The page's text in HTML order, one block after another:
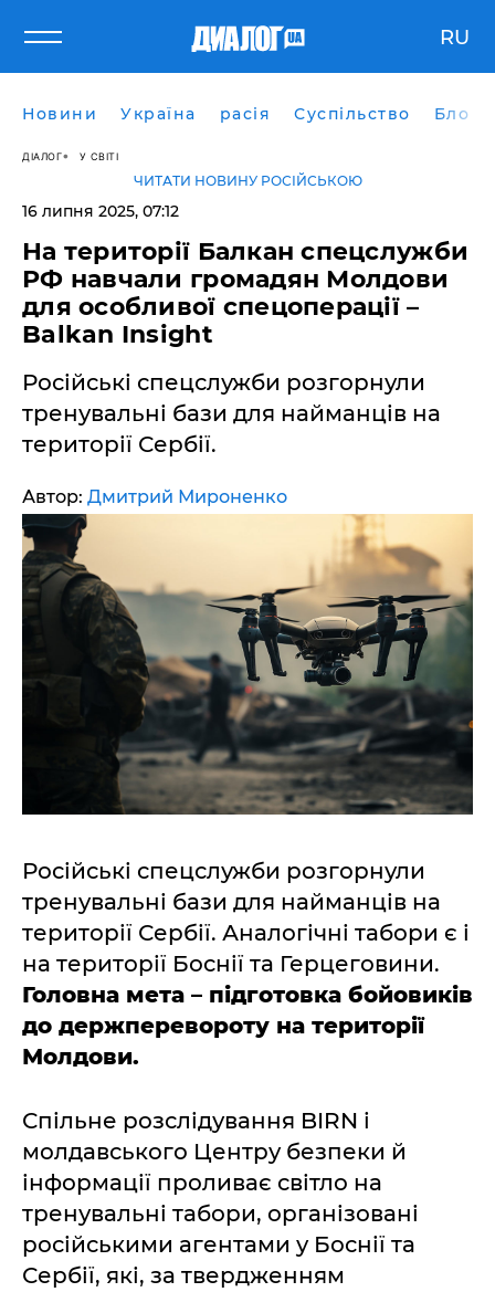
RU
Новини Україна расія Суспільство Блоги
ДІАЛОГ У СВІТІ
ЧИТАТИ НОВИНУ РОСІЙСЬКОЮ
16 липня 2025, 07:12
На території Балкан спецслужби
РФ навчали громадян Молдови
для особливої спецоперації –
Balkan Insight
Російські спецслужби розгорнули
тренувальні бази для найманців на
території Сербії.
Автор: Дмитрий Мироненко
Російські спецслужби розгорнули
тренувальні бази для найманців на
території Сербії. Аналогічні табори є і
на території Боснії та Герцеговини.
Головна мета – підготовка бойовиків
до держперевороту на території
Молдови.
Спільне розслідування BIRN і
молдавського Центру безпеки й
інформації проливає світло на
тренувальні табори, організовані
російськими агентами у Боснії та
Сербії, які, за твердженням